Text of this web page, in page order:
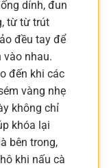
dính, đun
từ từ trút
đều tay để
vào nhau.
đến khi các
vàng nhẹ
không chỉ
khóa lại
bên trong,
khi nấu cà